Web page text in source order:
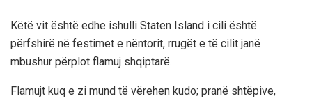
Këtë vit është edhe ishulli Staten Island i cili është
përfshirë në festimet e nëntorit, rrugët e të cilit janë
mbushur përplot flamuj shqiptarë.
Flamujt kuq e zi mund të vërehen kudo; pranë shtëpive,